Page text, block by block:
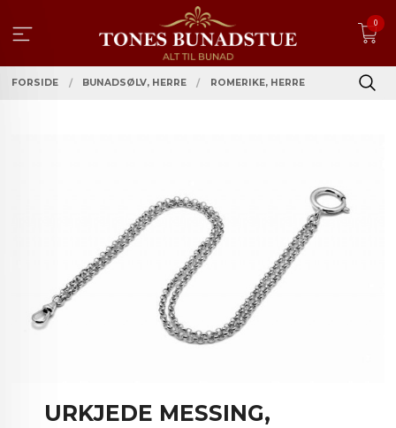
innholdet
0
FORSIDE BUNADSØLV, HERRE ROMERIKE, HERRE
URKJEDE MESSING,